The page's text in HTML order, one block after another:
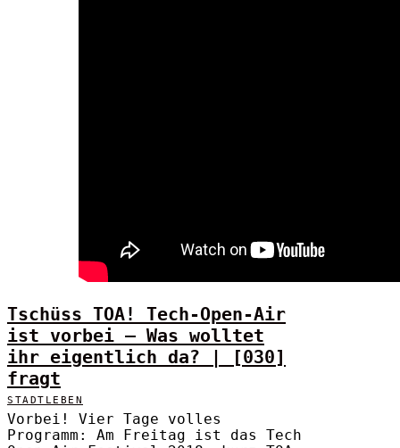
Tschüss TOA! Tech-Open-Air
ist vorbei – Was wolltet
ihr eigentlich da? | [030]
fragt
STADTLEBEN
Vorbei! Vier Tage volles
Programm: Am Freitag ist das Tech